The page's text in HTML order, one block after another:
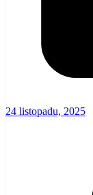
24 listopadu, 2025